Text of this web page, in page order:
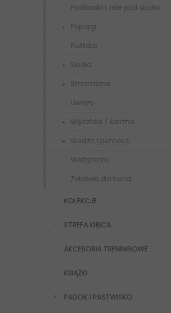
Podkładki i żele pod siodło
Popręgi
Puśliska
Siodła
Strzemiona
Uwiązy
Wędzidła / kiełzna
Wodze i pomoce
Woltyżerka
Zabawki dla konia
KOLEKCJE
STREFA KIBICA
AKCESORIA TRENINGOWE
KSIĄŻKI
PADOK I PASTWISKO